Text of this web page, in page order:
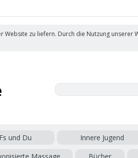
Website zu liefern. Durch die Nutzung unserer
und Du Innere Jugend
Massage Bücher